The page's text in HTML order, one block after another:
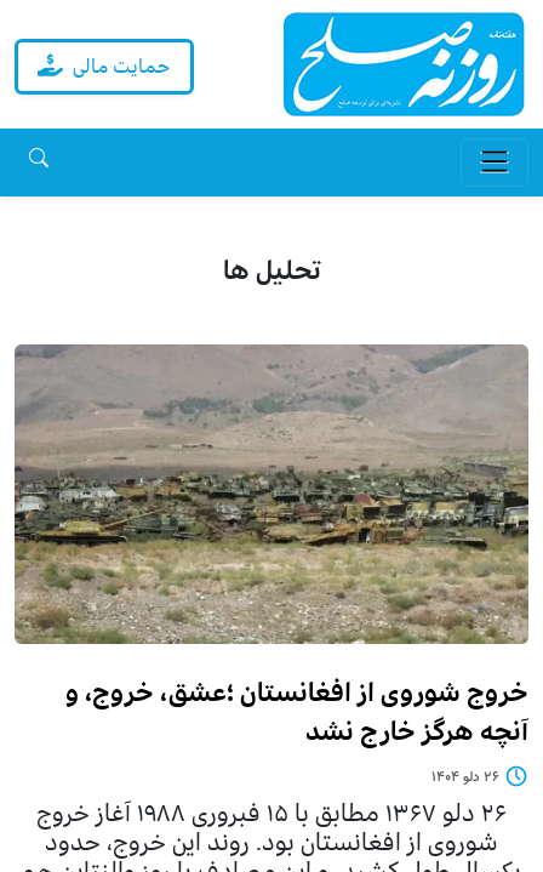
حمایت مالی
تحلیل ها
خروج شوروی از افغانستان ؛عشق، خروج، و
آنچه هرگز خارج نشد
۲۶ دلو ۱۴۰۴
۲۶ دلو ۱۳۶۷ مطابق با ۱۵ فبروری ۱۹۸۸ آغاز خروج
شوروی از افغانستان بود. روند این خر‌وج، حدود